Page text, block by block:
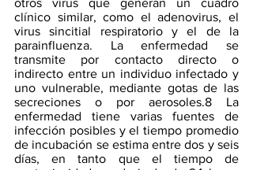
otros virus que generan un cuadro
clínico similar, como el adenovirus, el
virus sincitial respiratorio y el de la
parainfluenza. La enfermedad se
transmite por contacto directo o
indirecto entre un individuo infectado y
uno vulnerable, mediante gotas de las
secreciones o por aerosoles.8 La
enfermedad tiene varias fuentes de
infección posibles y el tiempo promedio
de incubación se estima entre dos y seis
días, en tanto que el tiempo de